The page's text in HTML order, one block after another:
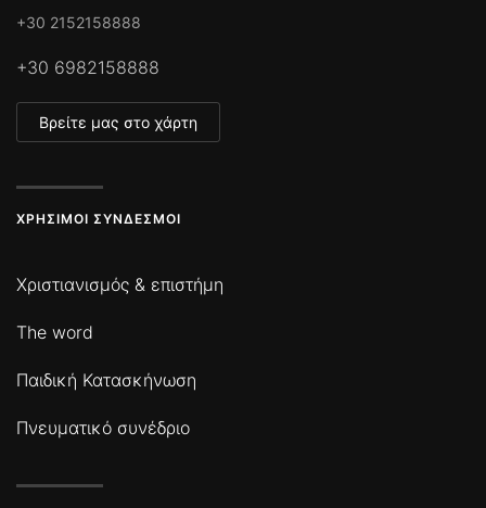
+30 2152158888
+30 6982158888
Βρείτε μας στο χάρτη
ΧΡΉΣΙΜΟΙ ΣΎΝΔΕΣΜΟΙ
Χριστιανισμός & επιστήμη
The word
Παιδική Κατασκήνωση
Πνευματικό συνέδριο